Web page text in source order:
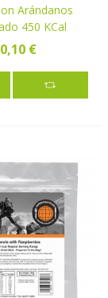
Arándanos
450 KCal
€